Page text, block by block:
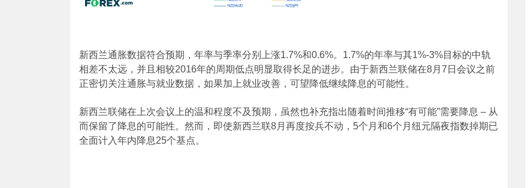
新西兰通胀数据符合预期，年率与季率分别上涨1.7%和0.6%。1.7%的年率与其1%-3%目标的中轨
相差不太远，并且相较2016年的周期低点明显取得长足的进步。由于新西兰联储在8月7日会议之前
正密切关注通胀与就业数据，如果加上就业改善，可望降低继续降息的可能性。
新西兰联储在上次会议上的温和程度不及预期，虽然也补充指出随着时间推移“有可能”需要降息 – 从
而保留了降息的可能性。然而，即使新西兰联8月再度按兵不动，5个月和6个月纽元隔夜指数掉期已
全面计入年内降息25个基点。